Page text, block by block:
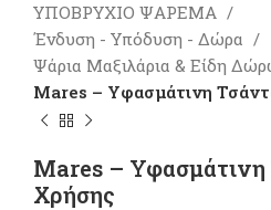
ΥΠΟΒΡΥΧΙΟ ΨΑΡΕΜΑ
Ένδυση - Υπόδυση - Δώρα
Ψάρια Μαξιλάρια & Είδη
Mares – Υφασμάτινη
Mares – Υφασμάτινη
Χρήσης